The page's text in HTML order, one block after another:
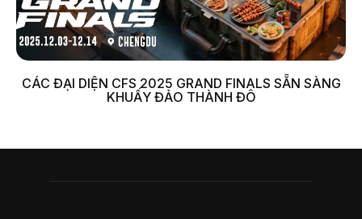
CÁC ĐẠI DIỆN CFS 2025 GRAND FINALS SẴN SÀNG
KHUẤY ĐẢO THÀNH ĐÔ